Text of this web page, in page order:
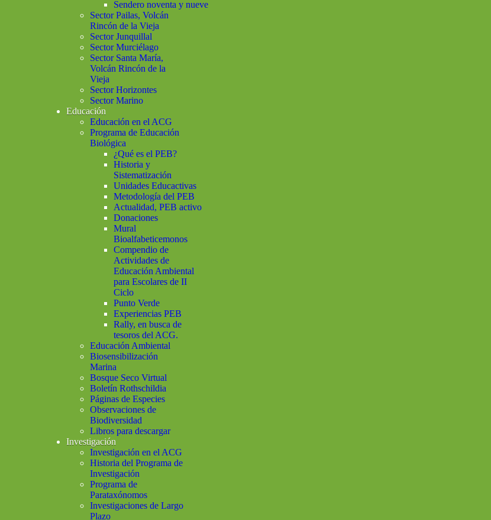
Sendero noventa y nueve
Sector Pailas, Volcán
Rincón de la Vieja
Sector Junquillal
Sector Murciélago
Sector Santa María,
Volcán Rincón de la
Vieja
Sector Horizontes
Sector Marino
Educación
Educación en el ACG
Programa de Educación
Biológica
¿Qué es el PEB?
Historia y
Sistematización
Unidades Educactivas
Metodología del PEB
Actualidad, PEB activo
Donaciones
Mural
Bioalfabeticemonos
Compendio de
Actividades de
Educación Ambiental
para Escolares de II
Ciclo
Punto Verde
Experiencias PEB
Rally, en busca de
tesoros del ACG.
Educación Ambiental
Biosensibilización
Marina
Bosque Seco Virtual
Boletín Rothschildia
Páginas de Especies
Observaciones de
Biodiversidad
Libros para descargar
Investigación
Investigación en el ACG
Historia del Programa de
Investigación
Programa de
Parataxónomos
Investigaciones de Largo
Plazo